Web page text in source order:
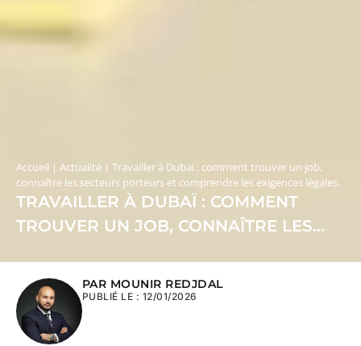
Accueil | Actualité | Travailler à Dubaï : comment trouver un job,
connaître les secteurs porteurs et comprendre les exigences légales.
TRAVAILLER À DUBAÏ : COMMENT
TROUVER UN JOB, CONNAÎTRE LES
COMPRENDRE LES EXIGENCES
LÉGALES.
PAR MOUNIR REDJDAL
PUBLIÉ LE : 12/01/2026